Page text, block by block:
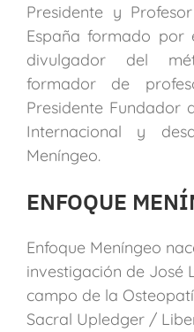
Presidente y
España formado por
divulgador del
formador de
Presidente Fundador
Internacional y
Meníngeo.
ENFOQUE
Enfoque Meníngeo
investigación de José
campo de la
Sacral Upledger /